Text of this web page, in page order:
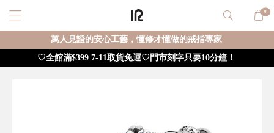
0
萬人見證的安心工藝，懂修才懂做的戒指專家
♡全館滿$399 7-11取貨免運♡門市刻字只要10分鐘！